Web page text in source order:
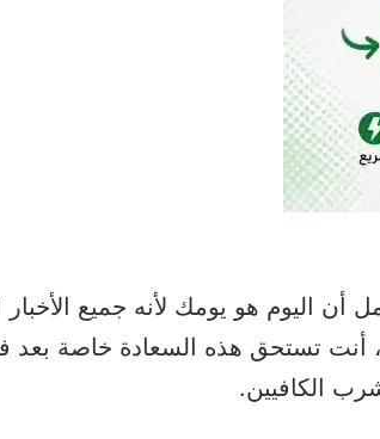
تشعر يا عزيزي برج الحمل أن اليوم هو يومك لأنه جميع
أنت تستحق هذه السعادة خاصة بعد
الكافيين.